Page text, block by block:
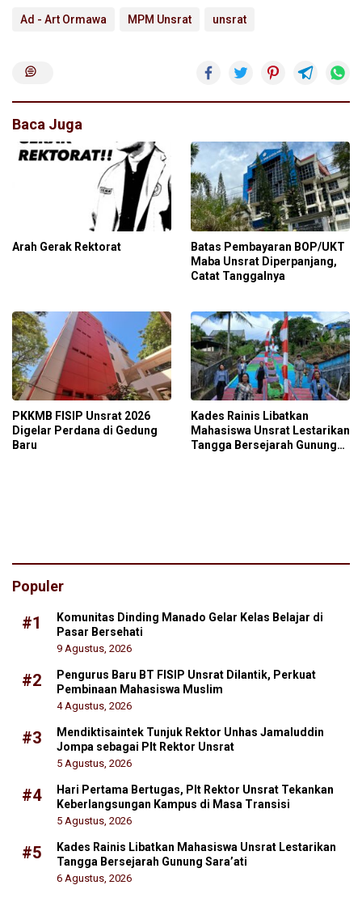
Ad - Art Ormawa MPM Unsrat unsrat
Baca Juga
Arah Gerak Rektorat
Batas Pembayaran BOP/UKT
Maba Unsrat Diperpanjang,
Catat Tanggalnya
PKKMB FISIP Unsrat 2026
Digelar Perdana di Gedung
Baru
Kades Rainis Libatkan
Mahasiswa Unsrat Lestarikan
Tangga Bersejarah Gunung
Populer
#1
Komunitas Dinding Manado Gelar Kelas Belajar di
Pasar Bersehati
9 Agustus, 2026
#2
Pengurus Baru BT FISIP Unsrat Dilantik, Perkuat
Pembinaan Mahasiswa Muslim
4 Agustus, 2026
#3
Mendiktisaintek Tunjuk Rektor Unhas Jamaluddin
Jompa sebagai Plt Rektor Unsrat
5 Agustus, 2026
#4
Hari Pertama Bertugas, Plt Rektor Unsrat Tekankan
Keberlangsungan Kampus di Masa Transisi
5 Agustus, 2026
#5
Kades Rainis Libatkan Mahasiswa Unsrat Lestarikan
Tangga Bersejarah Gunung Sara’ati
6 Agustus, 2026